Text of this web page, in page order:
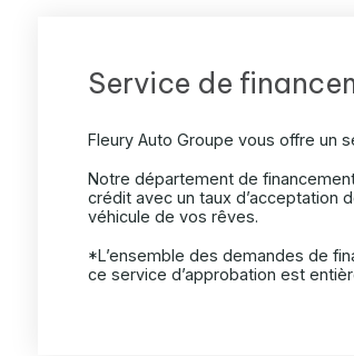
Service de
Fleury Auto Groupe vous offre un
Notre département de
crédit avec un taux d’acceptation
véhicule de vos rêves.
*L’ensemble des demandes de
ce service d’approbation est